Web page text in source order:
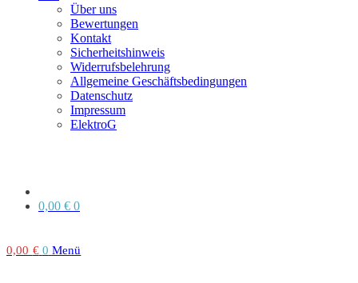
Über uns
Bewertungen
Kontakt
Sicherheitshinweis
Widerrufsbelehrung
Allgemeine Geschäftsbedingungen
Datenschutz
Impressum
ElektroG
0,00 € 0
0,00 € 0 Menü